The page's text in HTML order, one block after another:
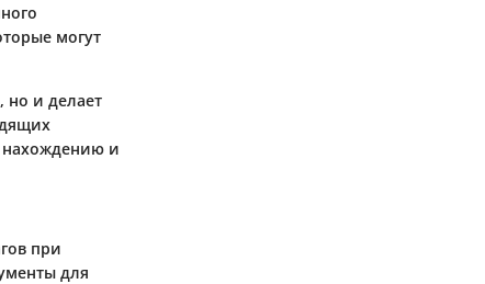
могут
но и делает
нахождению и
при
для